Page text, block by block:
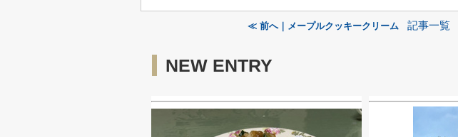
≪ 前へ｜メープルクッキークリーム 記事一覧
NEW ENTRY